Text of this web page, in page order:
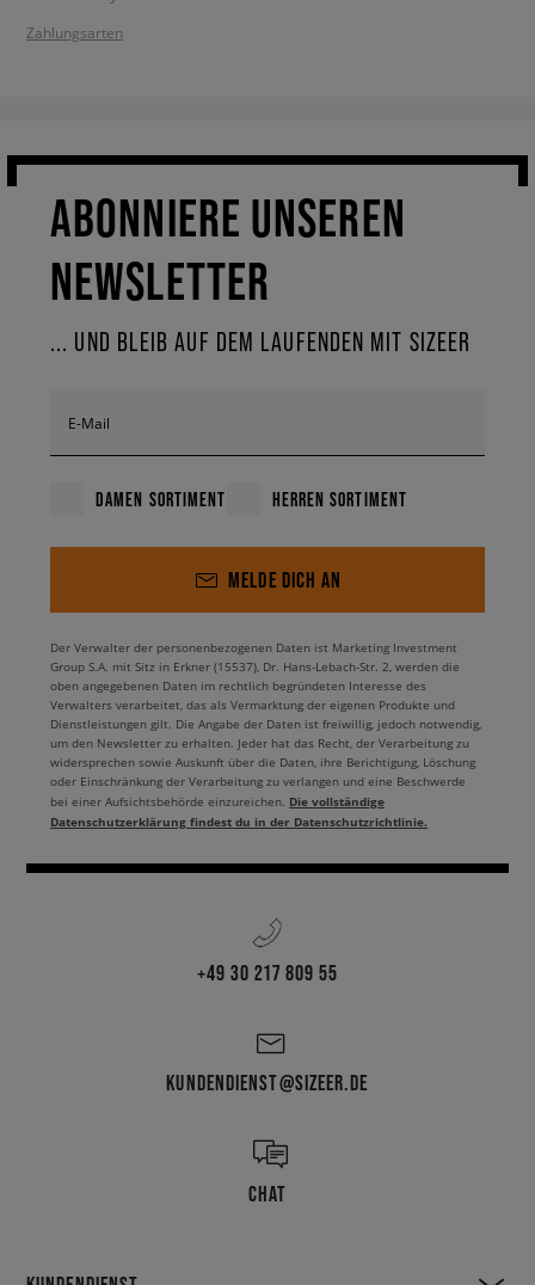
Zahlungsarten
ABONNIERE UNSEREN
NEWSLETTER
... UND BLEIB AUF DEM LAUFENDEN MIT SIZEER
E-Mail
DAMEN SORTIMENT HERREN SORTIMENT
MELDE DICH AN
Der Verwalter der personenbezogenen Daten ist Marketing Investment
Group S.A. mit Sitz in Erkner (15537), Dr. Hans-Lebach-Str. 2, werden die
oben angegebenen Daten im rechtlich begründeten Interesse des
Verwalters verarbeitet, das als Vermarktung der eigenen Produkte und
Dienstleistungen gilt. Die Angabe der Daten ist freiwillig, jedoch notwendig,
um den Newsletter zu erhalten. Jeder hat das Recht, der Verarbeitung zu
widersprechen sowie Auskunft über die Daten, ihre Berichtigung, Löschung
oder Einschränkung der Verarbeitung zu verlangen und eine Beschwerde
bei einer Aufsichtsbehörde einzureichen. Die vollständige
Datenschutzerklärung findest du in der Datenschutzrichtlinie.
+49 30 217 809 55
KUNDENDIENST@SIZEER.DE
CHAT